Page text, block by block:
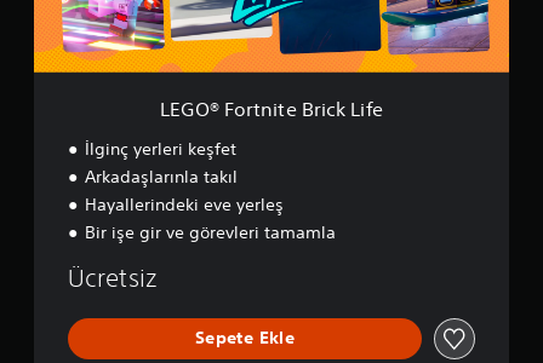
n
i
t
e
LEGO® Fortnite Brick Life
İlginç yerleri keşfet
Arkadaşlarınla takıl
Hayallerindeki eve yerleş
Bir işe gir ve görevleri tamamla
Ücretsiz
Sepete Ekle